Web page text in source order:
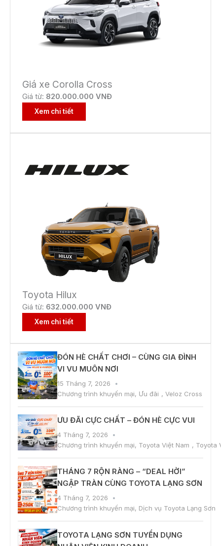
Giá xe Corolla Cross
Giá từ: 820.000.000 VNĐ
Xem chi tiết
Toyota Hilux
Giá từ: 632.000.000 VNĐ
Xem chi tiết
ĐÓN HÈ CHẤT CHƠI – CÙNG GIA ĐÌNH
VI VU MUÔN NƠI
15 Tháng 7, 2026
Chương trình khuyến mại, Ưu đãi , Veloz Cross
ƯU ĐÃI CỰC CHẤT – ĐÓN HÈ CỰC VUI
4 Tháng 7, 2026
Chương trình khuyến mại, Toyota Việt Nam , Toyota
THÁNG 7 RỘN RÀNG – “DEAL HỜI”
NGẬP TRÀN CÙNG TOYOTA LẠNG SƠN
4 Tháng 7, 2026
Chương trình khuyến mại, Dịch vụ Toyota Lạng Sơn
TOYOTA LẠNG SƠN TUYỂN DỤNG